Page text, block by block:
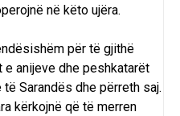
në këto ujëra.
për të gjithë
anijeve dhe peshkatarët
Sarandës dhe përreth saj.
kërkojnë që të merren